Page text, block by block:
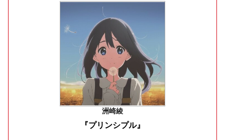
洲崎綾
『プリンシプル』